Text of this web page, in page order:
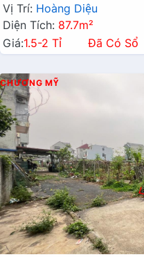
Vị Trí: Hoàng Diệu
Diện Tích: 87.7m²
Giá:1.5-2 Tỉ Đã Có Sổ
CHƯƠNG MỸ